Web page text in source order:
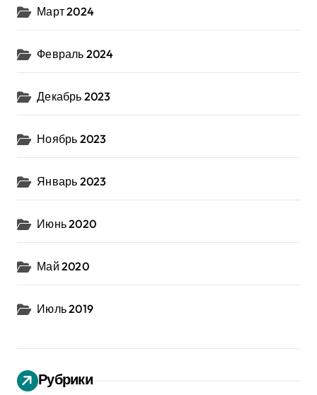
Март 2024
Февраль 2024
Декабрь 2023
Ноябрь 2023
Январь 2023
Июнь 2020
Май 2020
Июль 2019
Рубрики